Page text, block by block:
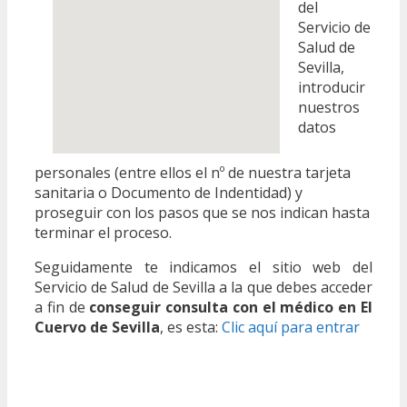
del
Servicio de
Salud de
Sevilla,
introducir
nuestros
datos
personales (entre ellos el nº de nuestra tarjeta
sanitaria o Documento de Indentidad) y
proseguir con los pasos que se nos indican hasta
terminar el proceso.
Seguidamente te indicamos el sitio web del
Servicio de Salud de Sevilla a la que debes acceder
a fin de conseguir consulta con el médico en El
Cuervo de Sevilla, es esta: Clic aquí para entrar